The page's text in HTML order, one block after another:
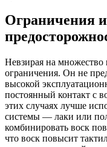
Ограничения
Невзирая на
ограничения. Он не
высокой
постоянный контакт с
этих случаях лучше
системы — лаки или
комбинировать воск
что воск повысит